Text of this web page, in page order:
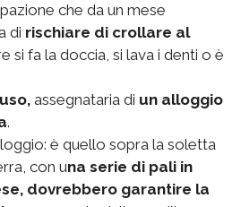
che da un mese
di rischiare di crollare al
si fa la doccia, si lava i denti o è
assegnataria di un alloggio
.
è quello sopra la soletta
con una serie di pali in
dovrebbero garantire la